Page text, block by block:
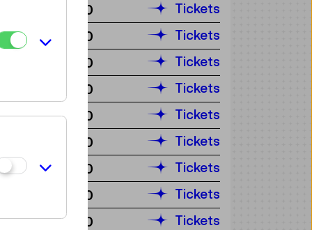
€ 2,50
Tickets
€ 2,50
Tickets
€ 2,50
Tickets
€ 2,50
Tickets
€ 2,50
Tickets
€ 2,50
Tickets
€ 2,50
Tickets
€ 2,50
Tickets
€ 2,50
Tickets